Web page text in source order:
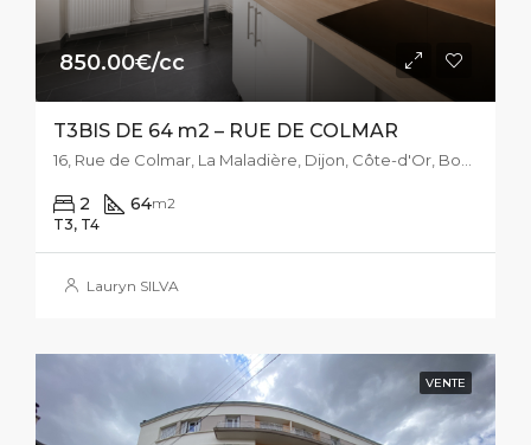
850.00€/cc
T3BIS DE 64 m2 – RUE DE COLMAR
2 64m2
T3, T4
Lauryn SILVA
VENTE